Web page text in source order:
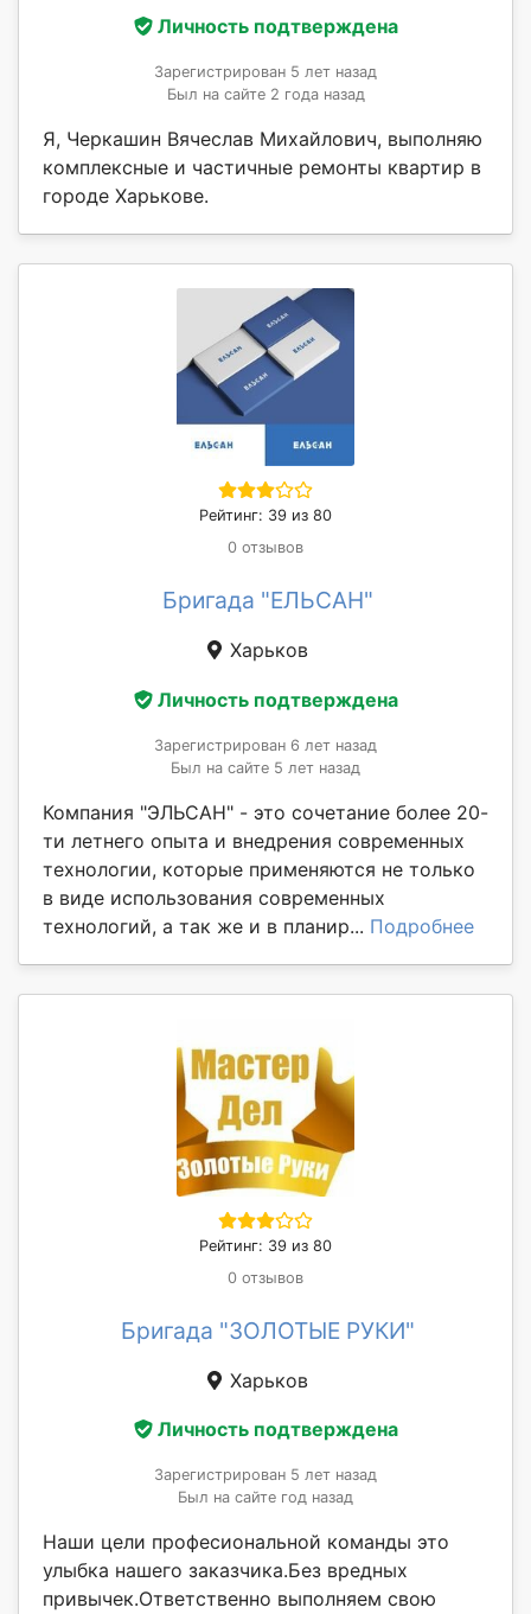
Личность подтверждена
Зарегистрирован 5 лет назад
Был на сайте 2 года назад
Я, Черкашин Вячеслав Михайлович, выполняю
комплексные и частичные ремонты квартир в
городе Харькове.
Рейтинг: 39 из 80
0 отзывов
Бригада "ЕЛЬСАН"
Харьков
Личность подтверждена
Зарегистрирован 6 лет назад
Был на сайте 5 лет назад
Компания "ЭЛЬСАН" - это сочетание более 20-
ти летнего опыта и внедрения современных
технологии, которые применяются не только
в виде использования современных
технологий, а так же и в планир... Подробнее
Рейтинг: 39 из 80
0 отзывов
Бригада "ЗОЛОТЫЕ РУКИ"
Харьков
Личность подтверждена
Зарегистрирован 5 лет назад
Был на сайте год назад
Наши цели професиональной команды это
улыбка нашего заказчика.Без вредных
привычек.Ответственно выполняем свою